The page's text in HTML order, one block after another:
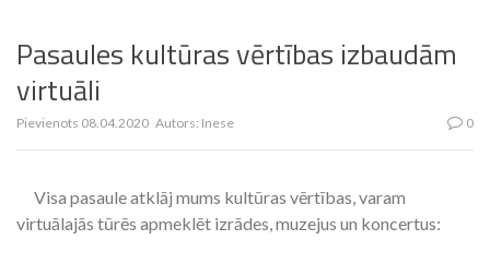
Pasaules kultūras vērtības izbaudām
virtuāli
Pievienots 08.04.2020 Autors: Inese 0
Visa pasaule atklāj mums kultūras vērtības, varam
virtuālajās tūrēs apmeklēt izrādes, muzejus un koncertus: